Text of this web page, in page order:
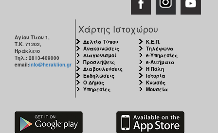
Αγίου Τίτου 1,
Τ.Κ. 71202,
Ηράκλειο
Τηλ.: 2813-409000
email:info@heraklion.gr
Χάρτης Ιστοχώρου
Δελτία Τύπου
Ανακοινώσεις
Διαγωνισμοί
Προσλήψεις
Διαβουλεύσεις
Εκδηλώσεις
Ο Δήμος
Υπηρεσίες
Κ.Ε.Π.
Τηλέφωνα
e-Υπηρεσίες
e-Αιτήματα
Η Πόλη
Ιστορία
Κνωσός
Μουσεία